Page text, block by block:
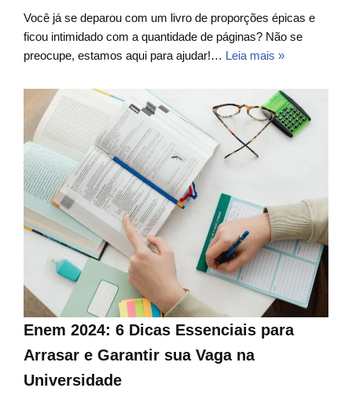
Você já se deparou com um livro de proporções épicas e
ficou intimidado com a quantidade de páginas? Não se
preocupe, estamos aqui para ajudar!… Leia mais »
Enem 2024: 6 Dicas Essenciais para
Arrasar e Garantir sua Vaga na
Universidade